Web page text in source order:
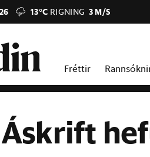
13°C RIGNING 3 M/S
Fréttir
Áskrift